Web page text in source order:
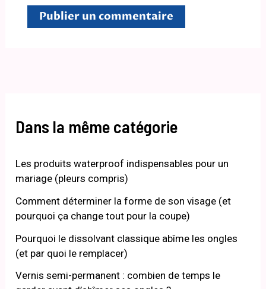
Dans la même catégorie
Les produits waterproof indispensables pour un
mariage (pleurs compris)
Comment déterminer la forme de son visage (et
pourquoi ça change tout pour la coupe)
Pourquoi le dissolvant classique abîme les ongles
(et par quoi le remplacer)
Vernis semi-permanent : combien de temps le